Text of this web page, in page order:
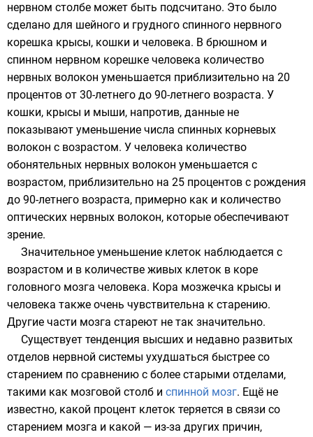
нервном столбе может быть подсчитано. Это было
сделано для шейного и грудного спинного нервного
корешка крысы, кошки и человека. В брюшном и
спинном нервном корешке человека количество
нервных волокон уменьшается приблизительно на 20
процентов от 30-летнего до 90-летнего возраста. У
кошки, крысы и мыши, напротив, данные не
показывают уменьшение числа спинных корневых
волокон с возрастом. У человека количество
обонятельных нервных волокон уменьшается с
возрастом, приблизительно на 25 процентов с рождения
до 90-летнего возраста, примерно как и количество
оптических нервных волокон, которые обеспечивают
зрение.
Значительное уменьшение клеток наблюдается с
возрастом и в количестве живых клеток в коре
головного мозга человека. Кора мозжечка крысы и
человека также очень чувствительна к старению.
Другие части мозга стареют не так значительно.
Существует тенденция высших и недавно развитых
отделов нервной системы ухудшаться быстрее со
старением по сравнению с более старыми отделами,
такими как мозговой столб и спинной мозг. Ещё не
известно, какой процент клеток теряется в связи со
старением мозга и какой — из-за других причин,